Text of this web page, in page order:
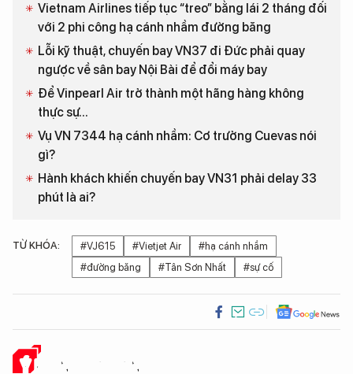
Vietnam Airlines tiếp tục “treo” bằng lái 2 tháng đối
với 2 phi công hạ cánh nhầm đường băng
Lỗi kỹ thuật, chuyến bay VN37 đi Đức phải quay
ngược về sân bay Nội Bài để đổi máy bay
Để Vinpearl Air trở thành một hãng hàng không
thực sự...
Vụ VN 7344 hạ cánh nhầm: Cơ trưởng Cuevas nói
gì?
Hành khách khiến chuyến bay VN31 phải delay 33
phút là ai?
TỪ KHÓA: #VJ615 #Vietjet Air
#hạ cánh nhầm
#đường băng
#Tân Sơn Nhất #sự cố
Ý KIẾN CỦA BẠN